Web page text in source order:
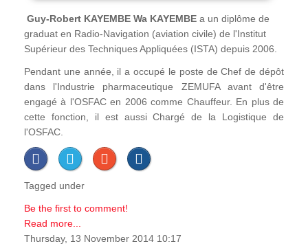
Guy-Robert KAYEMBE Wa KAYEMBE a un diplôme de
graduat en Radio-Navigation (aviation civile) de l'Institut
Supérieur des Techniques Appliquées (ISTA) depuis 2006.
Pendant une année, il a occupé le poste de Chef de dépôt
dans l'Industrie pharmaceutique ZEMUFA avant d'être
engagé à l'OSFAC en 2006 comme Chauffeur. En plus de
cette fonction, il est aussi Chargé de la Logistique de
l'OSFAC.
Tagged under
Be the first to comment!
Read more...
Thursday, 13 November 2014 10:17